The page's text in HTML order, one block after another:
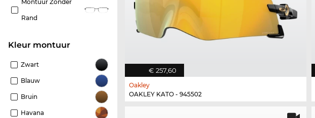
Montuur Zonder
Rand
Kleur montuur
Zwart
Blauw
Bruin
Havana
€ 257,60
Oakley
OAKLEY KATO - 945502